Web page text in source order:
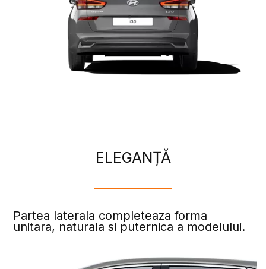
ELEGANȚĂ
Partea laterala completeaza forma
unitara, naturala si puternica a modelului.